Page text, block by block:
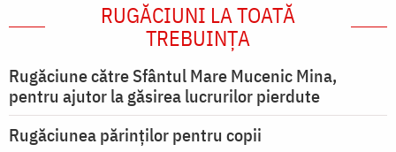
RUGĂCIUNI LA TOATĂ
TREBUINȚA
Rugăciune către Sfântul Mare Mucenic Mina,
pentru ajutor la găsirea lucrurilor pierdute
Rugăciunea părinților pentru copii